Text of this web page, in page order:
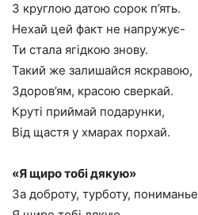
З круглою датою сорок п’ять.
Нехай цей факт не напружує-
Ти стала ягідкою знову.
Такий же залишайся яскравою,
Здоров’ям, красою сверкай.
Круті приймай подарунки,
Від щастя у хмарах порхай.
«Я щиро тобі дякую»
За доброту, турботу, пониманье